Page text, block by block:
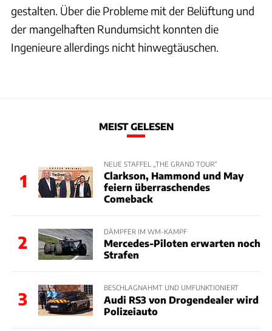
gestalten. Über die Probleme mit der Belüftung und
der mangelhaften Rundumsicht konnten die
Ingenieure allerdings nicht hinwegtäuschen.
MEIST GELESEN
1
NEUE STAFFEL „THE GRAND TOUR“
Clarkson, Hammond und May
feiern überraschendes
Comeback
2
DÄMPFER IM WM-KAMPF
Mercedes-Piloten erwarten noch
Strafen
3
BESCHLAGNAHMT UND UMFUNKTIONIERT
Audi RS3 von Drogendealer wird
Polizeiauto